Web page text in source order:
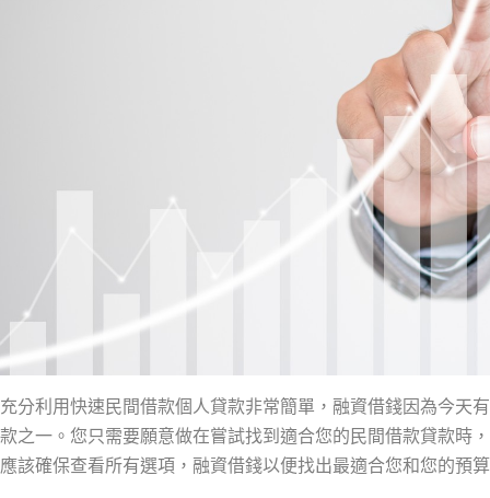
充分利用快速民間借款個人貸款非常簡單，融資借錢因為今天
款之一。您只需要願意做在嘗試找到適合您的民間借款貸款時
應該確保查看所有選項，融資借錢以便找出最適合您和您的預